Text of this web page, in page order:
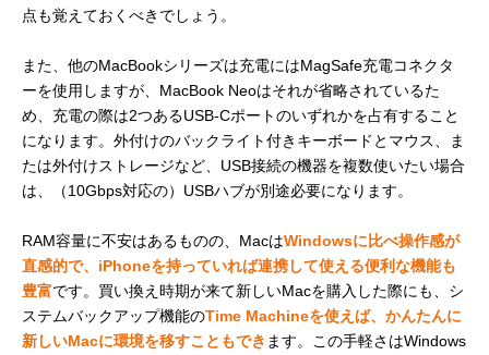
点も覚えておくべきでしょう。
また、他のMacBookシリーズは充電にはMagSafe充電コネクタ
ーを使用しますが、MacBook Neoはそれが省略されているた
め、充電の際は2つあるUSB-Cポートのいずれかを占有すること
になります。外付けのバックライト付きキーボードとマウス、ま
たは外付けストレージなど、USB接続の機器を複数使いたい場合
は、（10Gbps対応の）USBハブが別途必要になります。
RAM容量に不安はあるものの、MacはWindowsに比べ操作感が
直感的で、iPhoneを持っていれば連携して使える便利な機能も
豊富です。買い換え時期が来て新しいMacを購入した際にも、シ
ステムバックアップ機能のTime Machineを使えば、かんたんに
新しいMacに環境を移すこともでき ます。この手軽さはWindows